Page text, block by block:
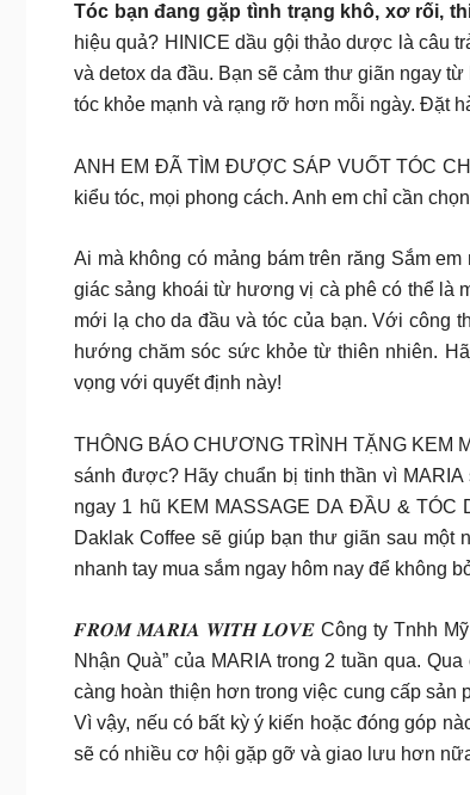
Tóc bạn đang gặp tình trạng khô, xơ rối,
hiệu quả? HINICE dầu gội thảo dược là câu
và detox da đầu. Bạn sẽ cảm thư giãn ngay
tóc khỏe mạnh và rạng rỡ hơn mỗi ngày. Đặt
ANH EM ĐÃ TÌM ĐƯỢC SÁP VUỐT TÓC
kiểu tóc, mọi phong cách. Anh em chỉ cần
Ai mà không có mảng bám trên răng Sắm
giác sảng khoái từ hương vị cà phê có thể là
mới lạ cho da đầu và tóc của bạn. Với công
hướng chăm sóc sức khỏe từ thiên nhiên.
vọng với quyết định này!
THÔNG BÁO CHƯƠNG TRÌNH TẶNG KEM
sánh được? Hãy chuẩn bị tinh thần vì
ngay 1 hũ KEM MASSAGE DA ĐẦU &
Daklak Coffee sẽ giúp bạn thư giãn sau một
nhanh tay mua sắm ngay hôm nay để không
𝑭𝑹𝑶𝑴 𝑴𝑨𝑹𝑰𝑨 𝑾𝑰𝑻𝑯 𝑳𝑶𝑽𝑬 Công ty Tnhh Mỹ
Nhận Quà” của MARIA trong 2 tuần qua.
càng hoàn thiện hơn trong việc cung cấp sản
Vì vậy, nếu có bất kỳ ý kiến hoặc đóng góp
sẽ có nhiều cơ hội gặp gỡ và giao lưu hơn